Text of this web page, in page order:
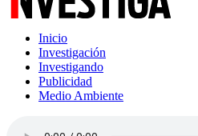
Inicio
Investigación
Investigando
Publicidad
Medio Ambiente